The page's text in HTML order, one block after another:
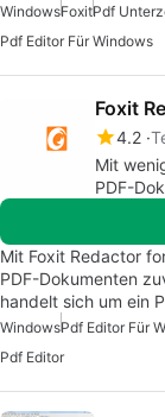
WindowsFoxitPdf
Pdf Editor Für Windows
Foxit
4.2
Mit
PDF-
Mit Foxit Redactor
PDF-Dokumenten
handelt sich um ein
WindowsPdf Editor Für
Pdf Editor